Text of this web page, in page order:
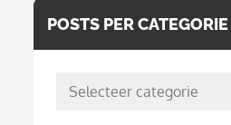
POSTS PER CATEGORIE
posts